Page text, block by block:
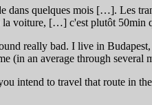
dans quelques mois […]. Les
voiture, […] c'est plutôt 50min
really bad. I live in
(in an average through several
intend to travel that route in